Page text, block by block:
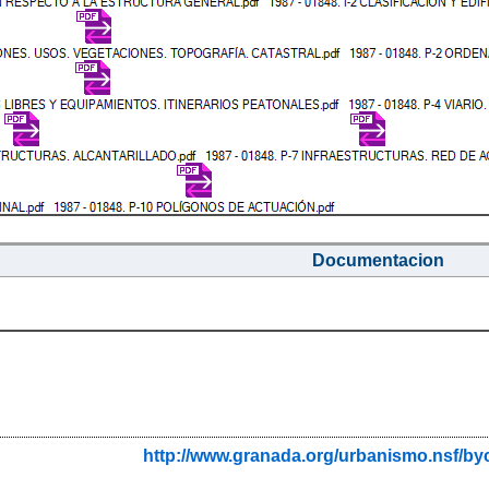
Documentacion
http://www.granada.org/urbanismo.nsf/